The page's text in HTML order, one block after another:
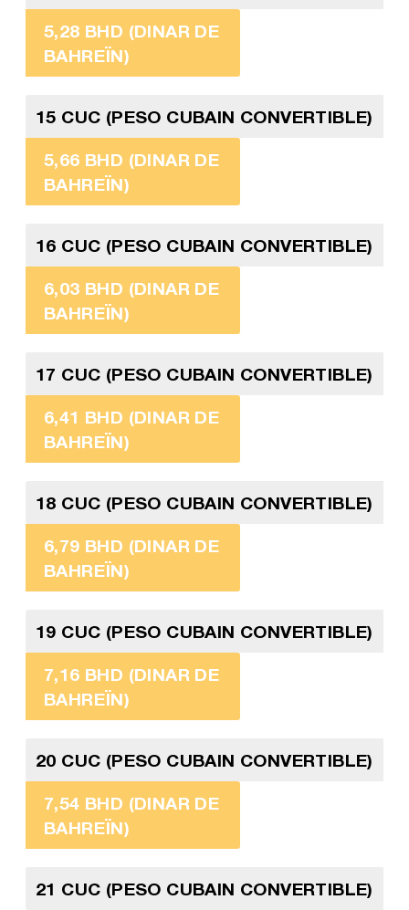
5,28 BHD (DINAR DE
BAHREÏN)
15 CUC (PESO CUBAIN CONVERTIBLE)
5,66 BHD (DINAR DE
BAHREÏN)
16 CUC (PESO CUBAIN CONVERTIBLE)
6,03 BHD (DINAR DE
BAHREÏN)
17 CUC (PESO CUBAIN CONVERTIBLE)
6,41 BHD (DINAR DE
BAHREÏN)
18 CUC (PESO CUBAIN CONVERTIBLE)
6,79 BHD (DINAR DE
BAHREÏN)
19 CUC (PESO CUBAIN CONVERTIBLE)
7,16 BHD (DINAR DE
BAHREÏN)
20 CUC (PESO CUBAIN CONVERTIBLE)
7,54 BHD (DINAR DE
BAHREÏN)
21 CUC (PESO CUBAIN CONVERTIBLE)